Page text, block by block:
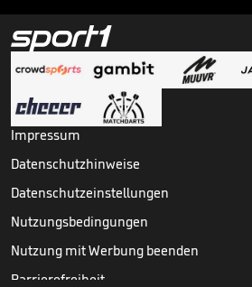
Impressum
Datenschutzhinweise
Datenschutzeinstellungen
Nutzungsbedingungen
Nutzung mit Werbung beenden
Barrierefreiheit